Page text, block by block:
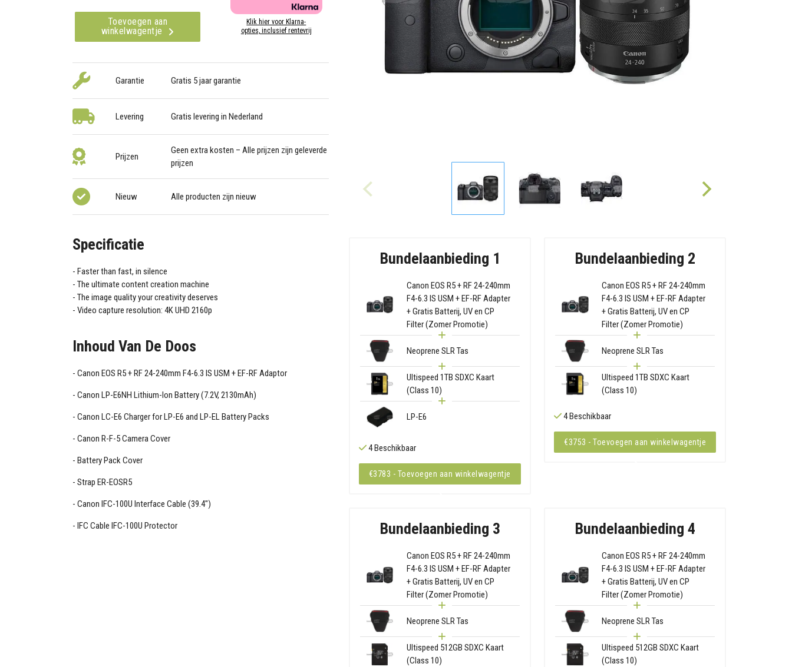
Toevoegen aan
winkelwagentje
Klik hier voor Klarna-
opties, inclusief rentevrij
Garantie Gratis 5 jaar garantie
Levering Gratis levering in Nederland
Prijzen
Geen extra kosten – Alle prijzen zijn geleverde
prijzen
Nieuw Alle producten zijn nieuw
Bundelaanbieding 1
Canon EOS R5 + RF 24-240mm
F4-6.3 IS USM + EF-RF Adapter
+ Gratis Batterij, UV en CP
Filter (Zomer Promotie)
Neoprene SLR Tas
Ultispeed 1TB SDXC Kaart
(Class 10)
LP-E6
4 Beschikbaar
€3783 - Toevoegen aan winkelwagentje
Bundelaanbieding 2
Canon EOS R5 + RF 24-240mm
F4-6.3 IS USM + EF-RF Adapter
+ Gratis Batterij, UV en CP
Filter (Zomer Promotie)
Neoprene SLR Tas
Ultispeed 1TB SDXC Kaart
(Class 10)
4 Beschikbaar
€3753 - Toevoegen aan winkelwagentje
Bundelaanbieding 3
Canon EOS R5 + RF 24-240mm
F4-6.3 IS USM + EF-RF Adapter
+ Gratis Batterij, UV en CP
Filter (Zomer Promotie)
Neoprene SLR Tas
Ultispeed 512GB SDXC Kaart
(Class 10)
Bundelaanbieding 4
Canon EOS R5 + RF 24-240mm
F4-6.3 IS USM + EF-RF Adapter
+ Gratis Batterij, UV en CP
Filter (Zomer Promotie)
Neoprene SLR Tas
Ultispeed 512GB SDXC Kaart
(Class 10)
Specificatie
Faster than fast, in silence
The ultimate content creation machine
The image quality your creativity deserves
Video capture resolution: 4K UHD 2160p
Inhoud Van De Doos
Canon EOS R5 + RF 24-240mm F4-6.3 IS USM + EF-RF Adaptor
Canon LP-E6NH Lithium-Ion Battery (7.2V, 2130mAh)
Canon LC-E6 Charger for LP-E6 and LP-EL Battery Packs
Canon R-F-5 Camera Cover
Battery Pack Cover
Strap ER-EOSR5
Canon IFC-100U Interface Cable (39.4")
IFC Cable IFC-100U Protector